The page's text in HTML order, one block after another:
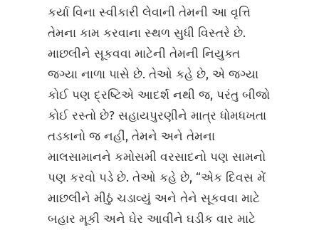
કર્યા વિના સ્વીકારી લેવાની તેમની આ વૃત્તિ
તેમના કામ કરવાના સ્થળ સુધી વિસ્તરે છે.
માછલીને સૂકવવા માટેની તેમની નિયુક્ત
જગ્યા નાળા પાસે છે. તેઓ કહે છે, એ જગ્યા
કોઈ પણ દ્રષ્ટિએ આદર્શ નથી જ, પરંતુ બીજો
કોઈ રસ્તો છે? સહાયપુરણીને માત્ર ધોમધખતા
તડકાનો જ નહીં, તેમને અને તેમના
માલસામાનને કમોસમી વરસાદનો પણ સામનો
પણ કરવો પડે છે. તેઓ કહે છે, “એક દિવસ મેં
માછલીને મીઠું ચડાવ્યું અને તેને સૂકવવા માટે
બહાર મૂકી અને ઘેર આવીને ઘડીક વાર માટે